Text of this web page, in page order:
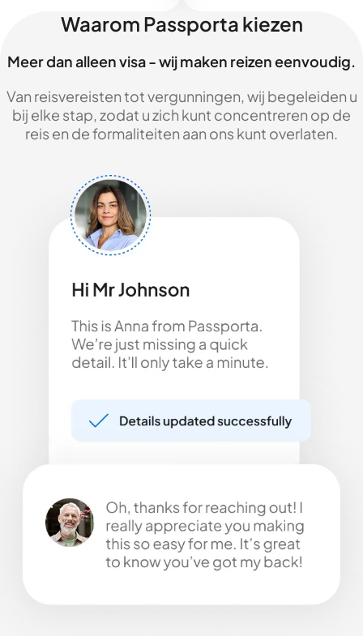
Waarom Passporta kiezen
Meer dan alleen visa - wij maken reizen eenvoudig.
Van reisvereisten tot vergunningen, wij begeleiden u
bij elke stap, zodat u zich kunt concentreren op de
reis en de formaliteiten aan ons kunt overlaten.